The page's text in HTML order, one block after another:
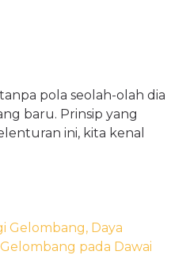
pola seolah-olah dia
baru. Prinsip yang
ini, kita kenal
Gelombang, Daya
pada Dawai